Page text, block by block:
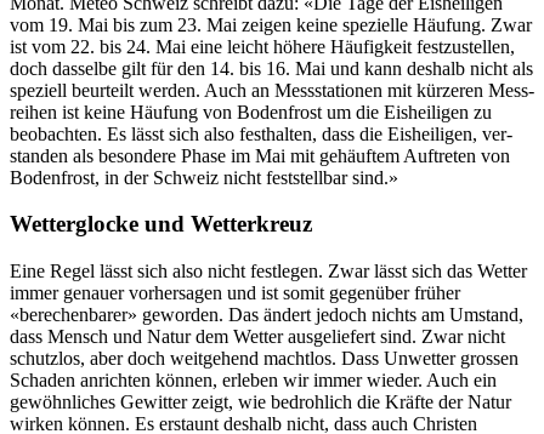
vom 19. Mai bis zum 23. Mai zeigen keine spezielle Häu­fung. Zwar
ist vom 22. bis 24. Mai eine leicht höhere Häu­figkeit festzustellen,
doch das­selbe gilt für den 14. bis 16. Mai und kann deshalb nicht als
speziell beurteilt wer­den. Auch an Messsta­tio­nen mit kürz­eren Mess­
rei­hen ist keine Häu­fung von Boden­frost um die Eisheili­gen zu
beobacht­en. Es lässt sich also fes­thal­ten, dass die Eisheili­gen, ver­
standen als beson­dere Phase im Mai mit gehäuftem Auftreten von
Boden­frost, in der Schweiz nicht fest­stell­bar sind.»
Wetterglocke und Wetterkreuz
Eine Regel lässt sich also nicht fes­tle­gen. Zwar lässt sich das Wet­ter
immer genauer vorher­sagen und ist somit gegenüber früher
«berechen­bar­er» gewor­den. Das ändert jedoch nichts am Umstand,
dass Men­sch und Natur dem Wet­ter aus­geliefert sind. Zwar nicht
schut­z­los, aber doch weit­ge­hend macht­los. Dass Unwet­ter grossen
Schaden anricht­en kön­nen, erleben wir immer wieder. Auch ein
gewöhn­lich­es Gewit­ter zeigt, wie bedrohlich die Kräfte der Natur
wirken kön­nen. Es erstaunt deshalb nicht, dass auch Chris­ten